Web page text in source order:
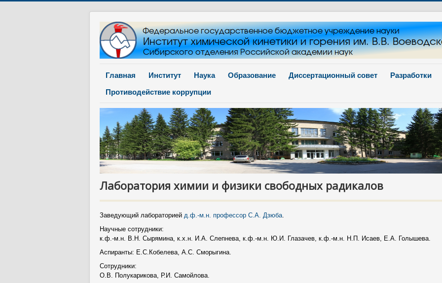
Главная Институт Наука Образование Диссертационный совет Разработки
Противодействие коррупции
Лаборатория химии и физики свободных радикалов
Заведующий лабораторией д.ф.-м.н. профессор С.А. Дзюба.
Научные сотрудники:
к.ф.-м.н. В.Н. Сырямина, к.х.н. И.А. Слепнева, к.ф.-м.н. Ю.И. Глазачев, к.ф.-м.н. Н.П. Исаев, Е.А. Голышева.
Аспиранты: Е.С.Кобелева, А.С. Сморыгина.
Сотрудники:
О.В. Полукарикова, Р.И. Самойлова.